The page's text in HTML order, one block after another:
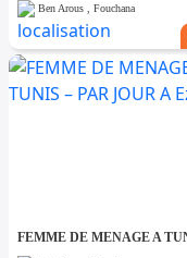
Ben Arous , Fouchana